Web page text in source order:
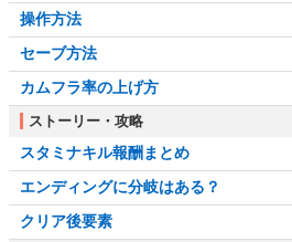
操作方法
セーブ方法
カムフラ率の上げ方
ストーリー・攻略
スタミナキル報酬まとめ
エンディングに分岐はある？
クリア後要素